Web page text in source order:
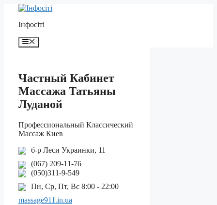
Перейти
контенту
Інфосіті
Меню
Частный Кабинет
Массажа Татьяны
Луданой
Профессиональный Классический
Массаж Киев
б-р Леси Украинки, 11
(067) 209-11-76
(050)311-9-549
Пн, Ср, Пт, Вс 8:00 - 22:00
massage911.in.ua